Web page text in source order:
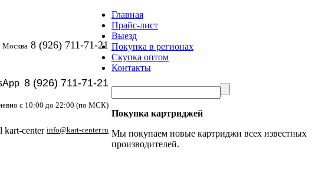
Москва 8 (926) 711-71-21
8 (926) 711-71-21
с 10:00 до 22:00 (по МСК)
info@kart-center.ru
Главная
Прайс-лист
Выезд
Покупка в регионах
Скупка оптом
Контакты
Покупка картриджей
Мы покупаем новые картриджи всех известных
производителей.